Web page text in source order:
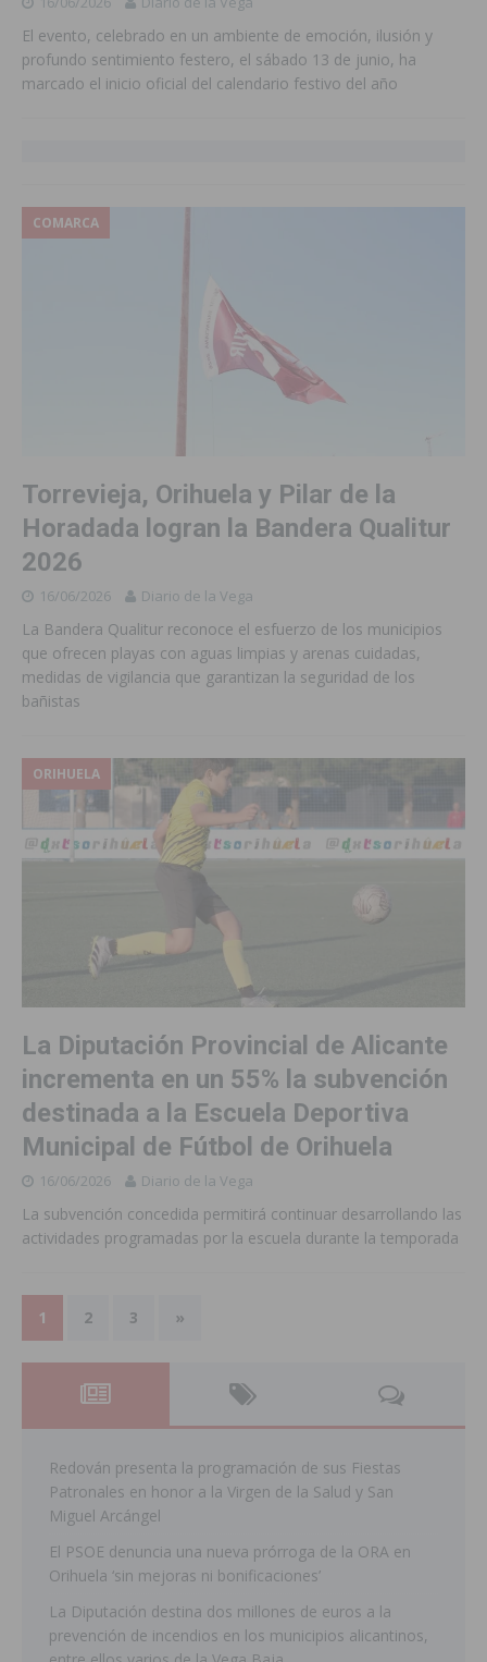
El evento, celebrado en un ambiente de emoción, ilusión y
profundo sentimiento festero, el sábado 13 de junio, ha
marcado el inicio oficial del calendario festivo del año
COMARCA
Torrevieja, Orihuela y Pilar de la
Horadada logran la Bandera Qualitur
2026
16/06/2026 Diario de la Vega
La Bandera Qualitur reconoce el esfuerzo de los municipios
que ofrecen playas con aguas limpias y arenas cuidadas,
medidas de vigilancia que garantizan la seguridad de los
bañistas
ORIHUELA
La Diputación Provincial de Alicante
incrementa en un 55% la subvención
destinada a la Escuela Deportiva
Municipal de Fútbol de Orihuela
16/06/2026 Diario de la Vega
La subvención concedida permitirá continuar desarrollando las
actividades programadas por la escuela durante la temporada
1 2 3 »
Redován presenta la programación de sus Fiestas
Patronales en honor a la Virgen de la Salud y San
Miguel Arcángel
El PSOE denuncia una nueva prórroga de la ORA en
Orihuela ‘sin mejoras ni bonificaciones’
La Diputación destina dos millones de euros a la
prevención de incendios en los municipios alicantinos,